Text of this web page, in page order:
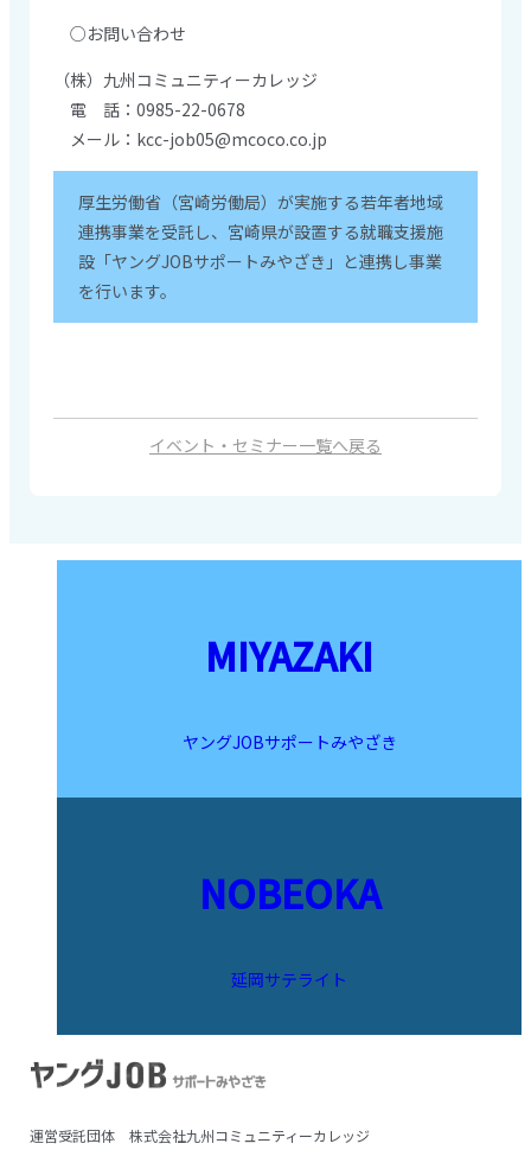
○お問い合わせ
（株）九州コミュニティーカレッジ
電 話：0985-22-0678
メール：kcc-job05@mcoco.co.jp
厚生労働省（宮崎労働局）が実施する若年者地域
連携事業を受託し、宮崎県が設置する就職支援施
設「ヤングJOBサポートみやざき」と連携し事業
を行います。
イベント・セミナー一覧へ戻る
MIYAZAKI
ヤングJOBサポートみやざき
NOBEOKA
延岡サテライト
運営受託団体 株式会社九州コミュニティーカレッジ